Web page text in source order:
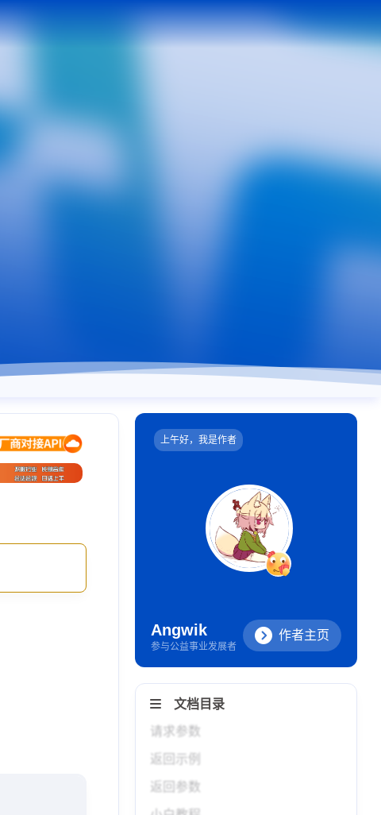
上午好，我是作者
作者主页
Angwik
参与公益事业发展者
文档目录
请求参数
返回示例
返回参数